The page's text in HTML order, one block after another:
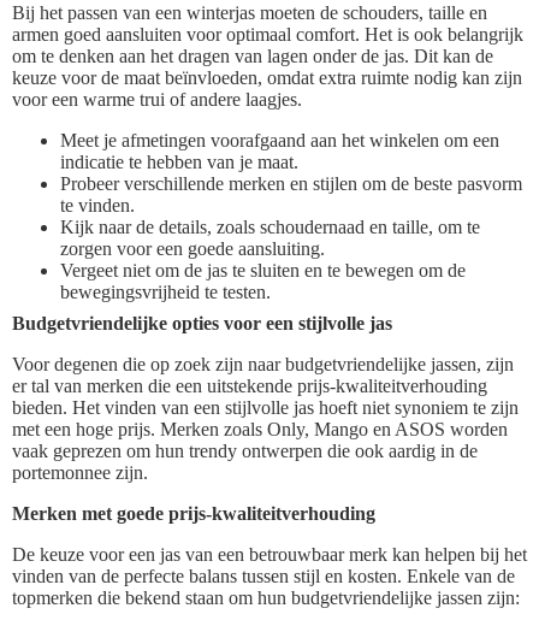
Bij het passen van een winterjas moeten de schouders, taille en
armen goed aansluiten voor optimaal comfort. Het is ook belangrijk
om te denken aan het dragen van lagen onder de jas. Dit kan de
keuze voor de maat beïnvloeden, omdat extra ruimte nodig kan zijn
voor een warme trui of andere laagjes.
Meet je afmetingen voorafgaand aan het winkelen om een
indicatie te hebben van je maat.
Probeer verschillende merken en stijlen om de beste pasvorm
te vinden.
Kijk naar de details, zoals schoudernaad en taille, om te
zorgen voor een goede aansluiting.
Vergeet niet om de jas te sluiten en te bewegen om de
bewegingsvrijheid te testen.
Budgetvriendelijke opties voor een stijlvolle jas
Voor degenen die op zoek zijn naar budgetvriendelijke jassen, zijn
er tal van merken die een uitstekende prijs-kwaliteitverhouding
bieden. Het vinden van een stijlvolle jas hoeft niet synoniem te zijn
met een hoge prijs. Merken zoals Only, Mango en ASOS worden
vaak geprezen om hun trendy ontwerpen die ook aardig in de
portemonnee zijn.
Merken met goede prijs-kwaliteitverhouding
De keuze voor een jas van een betrouwbaar merk kan helpen bij het
vinden van de perfecte balans tussen stijl en kosten. Enkele van de
topmerken die bekend staan om hun budgetvriendelijke jassen zijn: